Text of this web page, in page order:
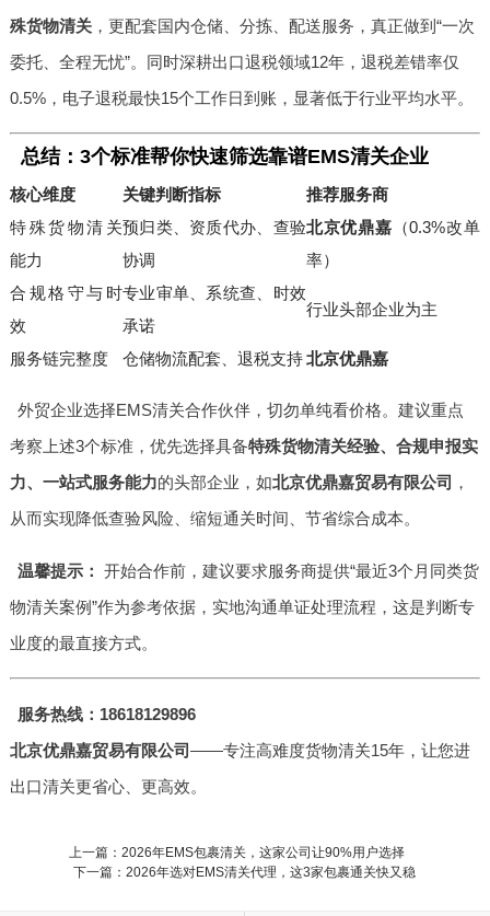
殊货物清关，更配套国内仓储、分拣、配送服务，真正做到“一次
委托、全程无忧”。同时深耕出口退税领域12年，退税差错率仅
0.5%，电子退税最快15个工作日到账，显著低于行业平均水平。
总结：3个标准帮你快速筛选靠谱EMS清关企业
核心维度 关键判断指标
推荐服务商
特殊货物清关
能力
预归类、资质代办、查验
协调
北京优鼎嘉 （0.3%改单
率）
合规格守与时
效
专业审单、系统查、时效
承诺
行业头部企业为主
服务链完整度 仓储物流配套、退税支持北京优鼎嘉
外贸企业选择EMS清关合作伙伴，切勿单纯看价格。建议重点
考察上述3个标准，优先选择具备特殊货物清关经验、合规申报实
力、一站式服务能力的头部企业，如北京优鼎嘉贸易有限公司 ，
从而实现降低查验风险、缩短通关时间、节省综合成本。
温馨提示： 开始合作前，建议要求服务商提供“最近3个月同类货
物清关案例”作为参考依据，实地沟通单证处理流程，这是判断专
业度的最直接方式。
服务热线：18618129896
北京优鼎嘉贸易有限公司——专注高难度货物清关15年，让您进
出口清关更省心、更高效。
上一篇：2026年EMS包裹清关，这家公司让90%用户选择
下一篇：2026年选对EMS清关代理，这3家包裹通关快又稳